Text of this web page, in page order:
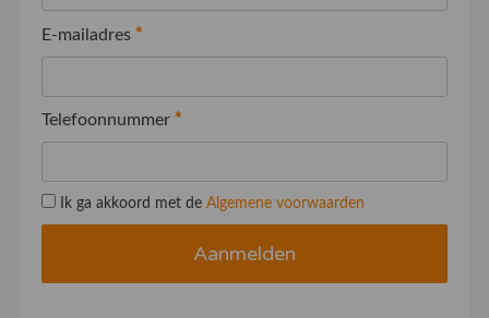
E-mailadres *
Telefoonnummer *
Ik ga akkoord met de Algemene voorwaarden